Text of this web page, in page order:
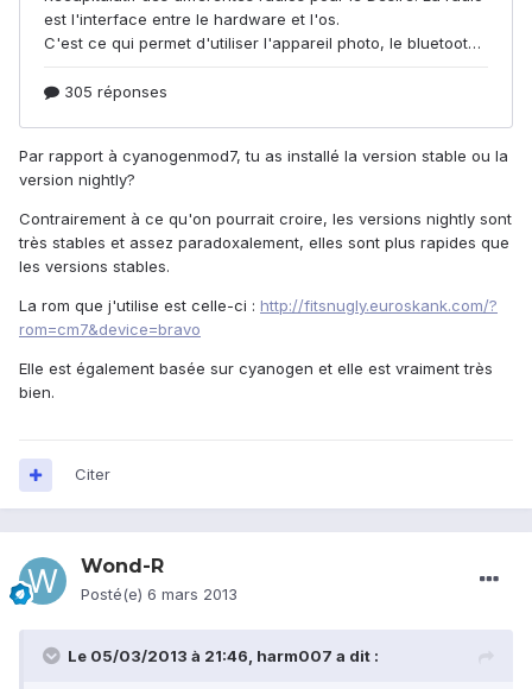
Par rapport à cyanogenmod7, tu as installé la version stable ou la
version nightly?
Contrairement à ce qu'on pourrait croire, les versions nightly sont
très stables et assez paradoxalement, elles sont plus rapides que
les versions stables.
La rom que j'utilise est celle-ci : http://fitsnugly.euroskank.com/?
rom=cm7&device=bravo
Elle est également basée sur cyanogen et elle est vraiment très
bien.
Citer
Wond-R
Posté(e) 6 mars 2013
Le 05/03/2013 à 21:46, harm007 a dit :